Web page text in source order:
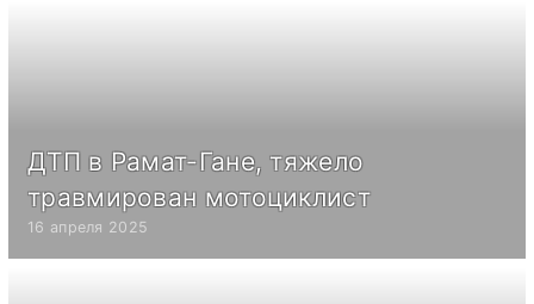
ДТП в Рамат-Гане, тяжело
травмирован мотоциклист
16 апреля 2025